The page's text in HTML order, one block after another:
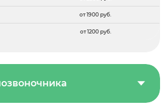
от 1900 руб.
от 1200 руб.